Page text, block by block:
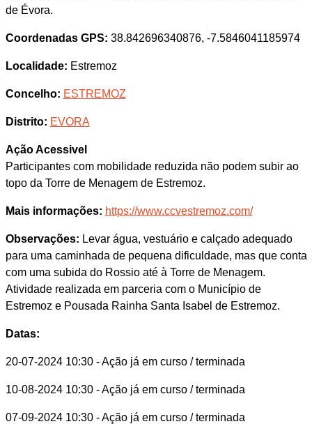
de Évora.
Coordenadas GPS: 38.842696340876, -7.5846041185974
Localidade: Estremoz
Concelho: ESTREMOZ
Distrito: EVORA
Ação Acessivel
Participantes com mobilidade reduzida não podem subir ao
topo da Torre de Menagem de Estremoz.
Mais informações: https://www.ccvestremoz.com/
Observações: Levar água, vestuário e calçado adequado
para uma caminhada de pequena dificuldade, mas que conta
com uma subida do Rossio até à Torre de Menagem.
Atividade realizada em parceria com o Município de
Estremoz e Pousada Rainha Santa Isabel de Estremoz.
Datas:
20-07-2024 10:30 - Ação já em curso / terminada
10-08-2024 10:30 - Ação já em curso / terminada
07-09-2024 10:30 - Ação já em curso / terminada